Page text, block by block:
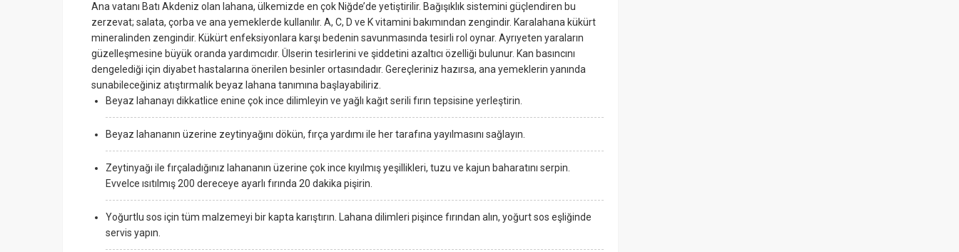
Ana vatanı Batı Akdeniz olan lahana, ülkemizde en çok Niğde’de yetiştirilir. Bağışıklık sistemini güçlendiren bu
zerzevat; salata, çorba ve ana yemeklerde kullanılır. A, C, D ve K vitamini bakımından zengindir. Karalahana kükürt
mineralinden zengindir. Kükürt enfeksiyonlara karşı bedenin savunmasında tesirli rol oynar. Ayrıyeten yaraların
güzelleşmesine büyük oranda yardımcıdır. Ülserin tesirlerini ve şiddetini azaltıcı özelliği bulunur. Kan basıncını
dengelediği için diyabet hastalarına önerilen besinler ortasındadır. Gereçleriniz hazırsa, ana yemeklerin yanında
sunabileceğiniz atıştırmalık beyaz lahana tanımına başlayabiliriz.
Beyaz lahanayı dikkatlice enine çok ince dilimleyin ve yağlı kağıt serili fırın tepsisine yerleştirin.
Beyaz lahananın üzerine zeytinyağını dökün, fırça yardımı ile her tarafına yayılmasını sağlayın.
Zeytinyağı ile fırçaladığınız lahananın üzerine çok ince kıyılmış yeşillikleri, tuzu ve kajun baharatını serpin.
Evvelce ısıtılmış 200 dereceye ayarlı fırında 20 dakika pişirin.
Yoğurtlu sos için tüm malzemeyi bir kapta karıştırın. Lahana dilimleri pişince fırından alın, yoğurt sos eşliğinde
servis yapın.